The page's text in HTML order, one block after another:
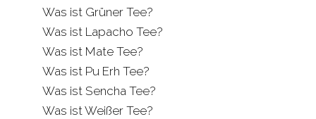
Was ist Grüner Tee?
Was ist Lapacho Tee?
Was ist Mate Tee?
Was ist Pu Erh Tee?
Was ist Sencha Tee?
Was ist Weißer Tee?